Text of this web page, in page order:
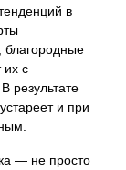
в
благородные
их с
результате
и при
— не просто